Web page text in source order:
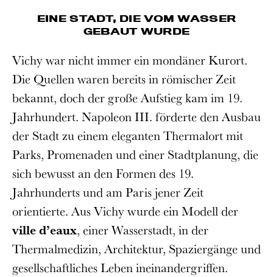
EINE STADT, DIE VOM WASSER
GEBAUT WURDE
Vichy war nicht immer ein mondäner Kurort.
Die Quellen waren bereits in römischer Zeit
bekannt, doch der große Aufstieg kam im 19.
Jahrhundert. Napoleon III. förderte den Ausbau
der Stadt zu einem eleganten Thermalort mit
Parks, Promenaden und einer Stadtplanung, die
sich bewusst an den Formen des 19.
Jahrhunderts und am Paris jener Zeit
orientierte. Aus Vichy wurde ein Modell der
ville d’eaux, einer Wasserstadt, in der
Thermalmedizin, Architektur, Spaziergänge und
gesellschaftliches Leben ineinandergriffen.